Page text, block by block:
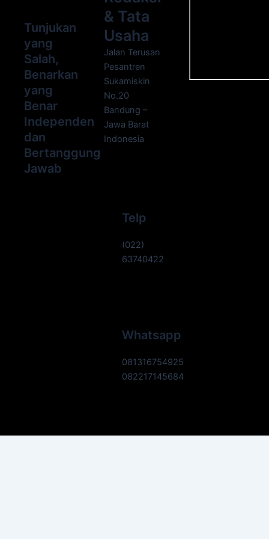
Tunjukan
yang
Salah,
Benarkan
yang
Benar
Independen
dan
Bertanggung
Jawab
& Tata
Usaha
Jalan Terusan
Pesantren
Sukamiskin
No.20
Bandung –
Jawa Barat
Indonesia
Telp
(022)
63740422
Whatsapp
081316754925
082217145684